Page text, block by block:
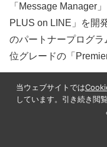
「Message Manager
PLUS on LINE」を開
のパートナープログラ
位グレードの「
サー
当ウェブサイトでは
しています。引き続き閲